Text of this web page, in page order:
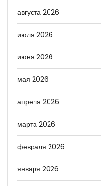
августа 2026
июля 2026
июня 2026
мая 2026
апреля 2026
марта 2026
февраля 2026
января 2026